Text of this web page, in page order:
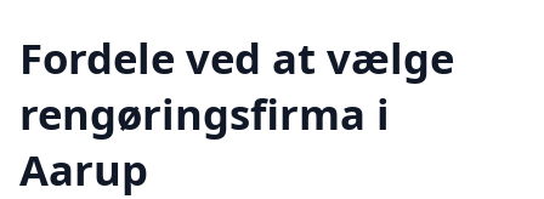
Fordele ved at vælge
rengøringsfirma i
Aarup